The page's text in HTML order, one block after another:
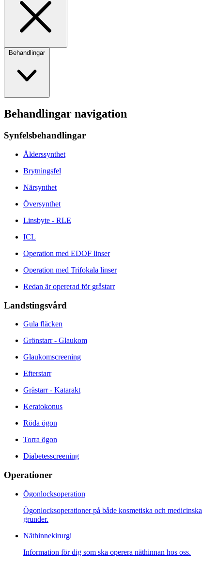
Behandlingar
Behandlingar navigation
Synfelsbehandlingar
Ålderssynthet
Brytningsfel
Närsynthet
Översynthet
Linsbyte - RLE
ICL
Operation med EDOF linser
Operation med Trifokala linser
Redan är opererad för gråstarr
Landstingsvård
Gula fläcken
Grönstarr - Glaukom
Glaukomscreening
Efterstarr
Gråstarr - Katarakt
Keratokonus
Röda ögon
Torra ögon
Diabetesscreening
Operationer
Ögonlocksoperation
Ögonlocksoperationer på både kosmetiska och medicinska
grunder.
Näthinnekirurgi
Information för dig som ska operera näthinnan hos oss.